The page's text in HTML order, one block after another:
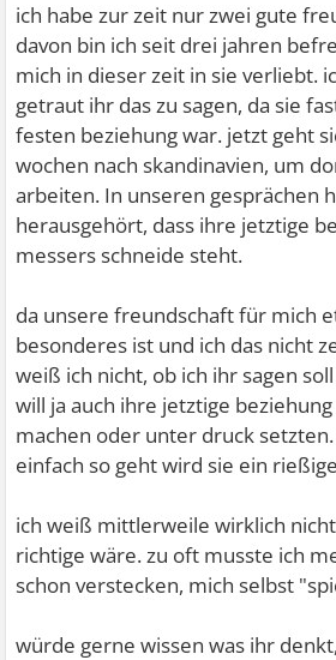
ich habe zur zeit nur zwei gute
davon bin ich seit drei jahren
mich in dieser zeit in sie verliebt.
getraut ihr das zu sagen, da sie
festen beziehung war. jetzt geht
wochen nach skandinavien, um
arbeiten. In unseren gesprächen
herausgehört, dass ihre jetztige
messers schneide steht.
da unsere freundschaft für mich
besonderes ist und ich das nicht
weiß ich nicht, ob ich ihr sagen
will ja auch ihre jetztige
machen oder unter druck
einfach so geht wird sie ein
ich weiß mittlerweile wirklich
richtige wäre. zu oft musste ich
schon verstecken, mich selbst
würde gerne wissen was ihr